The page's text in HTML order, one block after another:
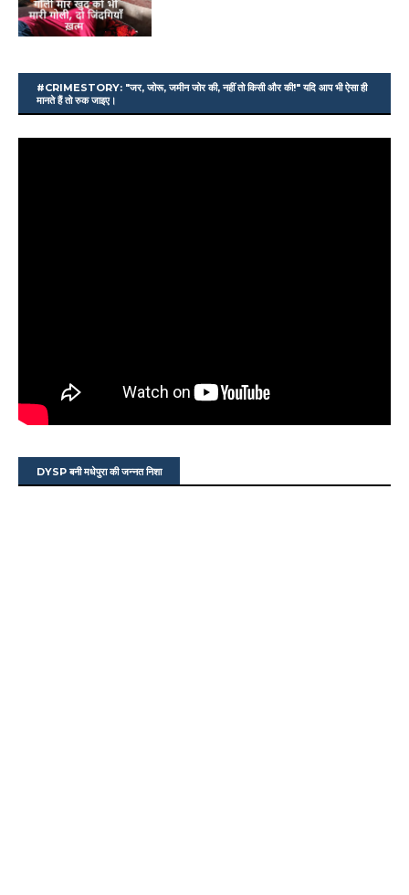
#CRIMESTORY: "जर, जोरू, जमीन जोर की, नहीं तो किसी और की!" यदि आप भी ऐसा ही
मानते हैं तो रुक जाइए।
DYSP बनी मधेपुरा की जन्नत निशा